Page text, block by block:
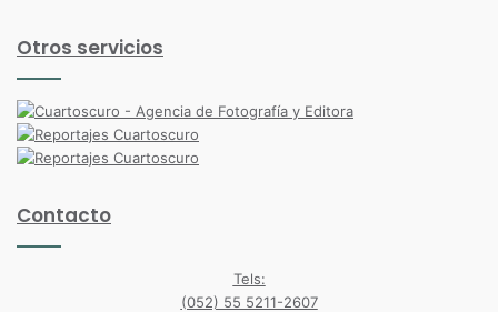
Otros servicios
Contacto
Tels:
(052) 55 5211-2607